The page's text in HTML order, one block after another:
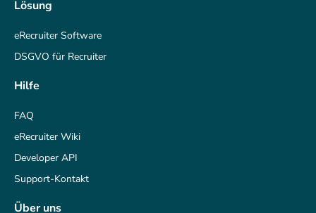
Lösung
eRecruiter Software
DSGVO für Recruiter
Hilfe
FAQ
eRecruiter Wiki
Developer API
Support-Kontakt
Über uns